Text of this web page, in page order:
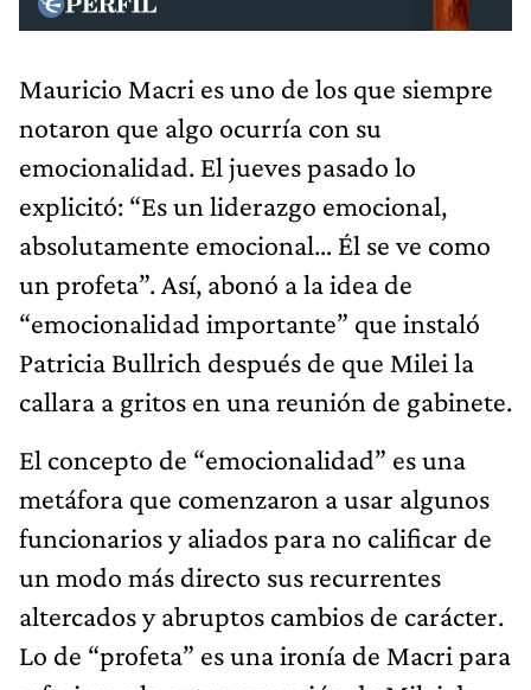
Mauricio Macri es uno de los que siempre
notaron que algo ocurría con su
emocionalidad. El jueves pasado lo
explicitó: “Es un liderazgo emocional,
absolutamente emocional… Él se ve como
un profeta”. Así, abonó a la idea de
“emocionalidad importante” que instaló
Patricia Bullrich después de que Milei la
callara a gritos en una reunión de gabinete.
El concepto de “emocionalidad” es una
metáfora que comenzaron a usar algunos
funcionarios y aliados para no calificar de
un modo más directo sus recurrentes
altercados y abruptos cambios de carácter.
Lo de “profeta” es una ironía de Macri para